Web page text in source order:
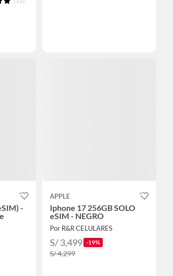
-
APPLE
Iphone 17 256GB SOLO
eSIM - NEGRO
Por R&R CELULARES
S/ 3,499 -19%
S/ 4,299